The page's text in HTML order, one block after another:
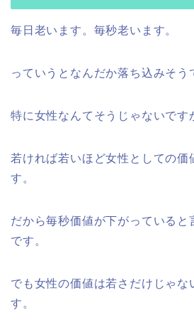
毎日老います。毎秒老います。
っていうとなんだか落ち込みそう
特に女性なんてそうじゃないです
若ければ若いほど女性としての価
す。
だから毎秒価値が下がっていると
です。
でも女性の価値は若さだけじゃな
す。